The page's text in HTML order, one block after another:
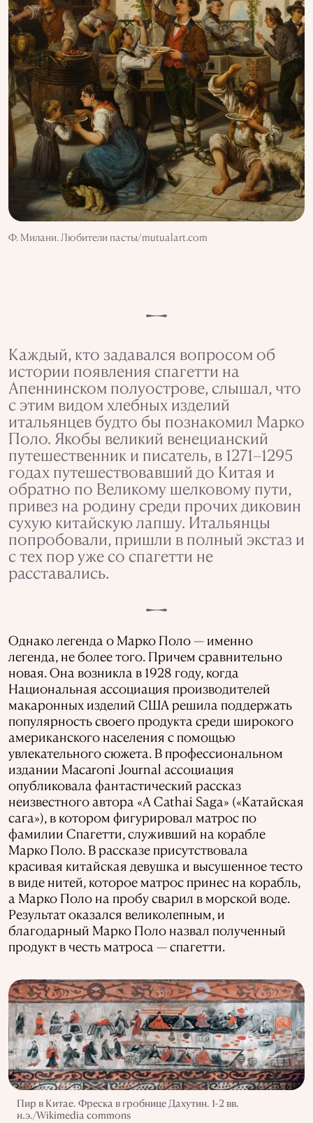
Ф. Милани. Любители пасты/mutualart.com
Каждый, кто задавался вопросом об
истории появления спагетти на
Апеннинском полуострове, слышал, что
с этим видом хлебных изделий
итальянцев будто бы познакомил Марко
Поло. Якобы великий венецианский
путешественник и писатель, в 1271–1295
годах путешествовавший до Китая и
обратно по Великому шелковому пути,
привез на родину среди прочих диковин
сухую китайскую лапшу. Итальянцы
попробовали, пришли в полный экстаз и
с тех пор уже со спагетти не
расставались.
Однако легенда о Марко Поло — именно
легенда, не более того. Причем сравнительно
новая. Она возникла в 1928 году, когда
Национальная ассоциация производителей
макаронных изделий США решила поддержать
популярность своего продукта среди широкого
американского населения с помощью
увлекательного сюжета. В профессиональном
издании Macaroni Journal ассоциация
опубликовала фантастический рассказ
неизвестного автора «A Cathai Saga» («Катайская
сага»), в котором фигурировал матрос по
фамилии Спагетти, служивший на корабле
Марко Поло. В рассказе присутствовала
красивая китайская девушка и высушенное тесто
в виде нитей, которое матрос принес на корабль,
а Марко Поло на пробу сварил в морской воде.
Результат оказался великолепным, и
благодарный Марко Поло назвал полученный
продукт в честь матроса — спагетти.
Пир в Китае. Фреска в гробнице Дахутин. 1-2 вв.
н.э./Wikimedia commons